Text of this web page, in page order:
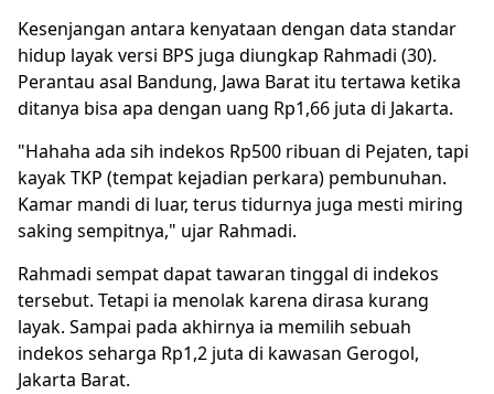
Kesenjangan antara kenyataan dengan data standar
hidup layak versi BPS juga diungkap Rahmadi (30).
Perantau asal Bandung, Jawa Barat itu tertawa ketika
ditanya bisa apa dengan uang Rp1,66 juta di Jakarta.
"Hahaha ada sih indekos Rp500 ribuan di Pejaten, tapi
kayak TKP (tempat kejadian perkara) pembunuhan.
Kamar mandi di luar, terus tidurnya juga mesti miring
saking sempitnya," ujar Rahmadi.
Rahmadi sempat dapat tawaran tinggal di indekos
tersebut. Tetapi ia menolak karena dirasa kurang
layak. Sampai pada akhirnya ia memilih sebuah
indekos seharga Rp1,2 juta di kawasan Gerogol,
Jakarta Barat.